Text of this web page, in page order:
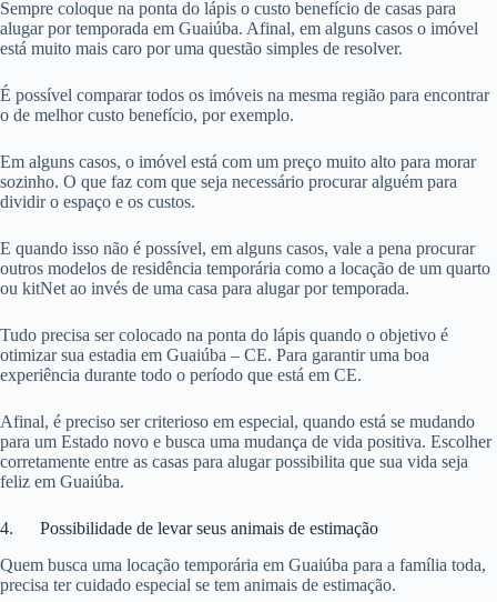
Sempre coloque na ponta do lápis o custo benefício de casas para
alugar por temporada em Guaiúba. Afinal, em alguns casos o imóvel
está muito mais caro por uma questão simples de resolver.
É possível comparar todos os imóveis na mesma região para encontrar
o de melhor custo benefício, por exemplo.
Em alguns casos, o imóvel está com um preço muito alto para morar
sozinho. O que faz com que seja necessário procurar alguém para
dividir o espaço e os custos.
E quando isso não é possível, em alguns casos, vale a pena procurar
outros modelos de residência temporária como a locação de um quarto
ou kitNet ao invés de uma casa para alugar por temporada.
Tudo precisa ser colocado na ponta do lápis quando o objetivo é
otimizar sua estadia em Guaiúba – CE. Para garantir uma boa
experiência durante todo o período que está em CE.
Afinal, é preciso ser criterioso em especial, quando está se mudando
para um Estado novo e busca uma mudança de vida positiva. Escolher
corretamente entre as casas para alugar possibilita que sua vida seja
feliz em Guaiúba.
4. Possibilidade de levar seus animais de estimação
Quem busca uma locação temporária em Guaiúba para a família toda,
precisa ter cuidado especial se tem animais de estimação.